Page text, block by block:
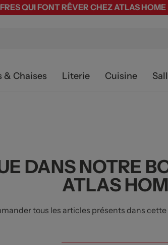
QUI FONT RÊVER CHEZ ATLAS HOME
& Chaises Literie Cuisine
DANS NOTRE
ATLAS
tous les articles présents dans